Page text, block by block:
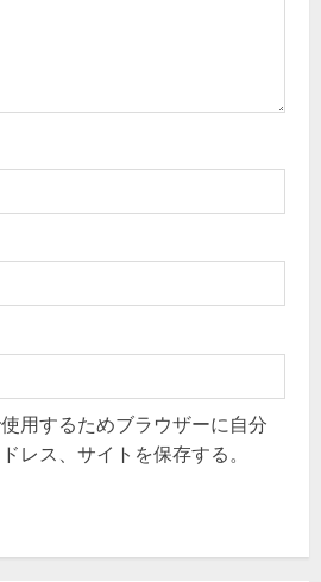
用するためブラウザーに自分
レス、サイトを保存する。